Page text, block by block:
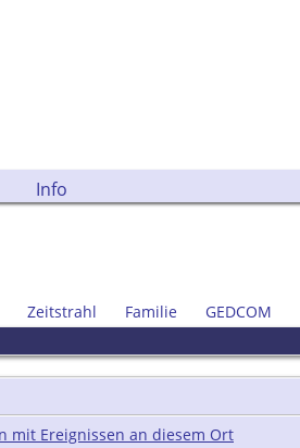
Info
Zeitstrahl Familie GEDCOM